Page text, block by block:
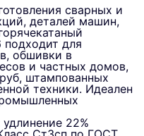
сварных и
деталей машин,
для
обшивки в
и частных домов,
штампованных
техники. Идеален
22%